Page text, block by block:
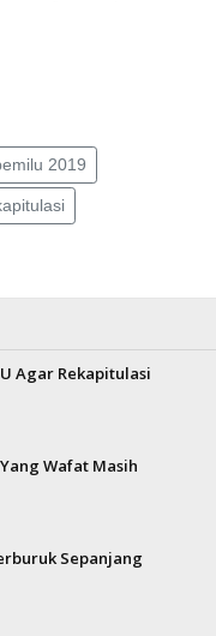
2019
Agar Rekapitulasi
Wafat Masih
Sepanjang